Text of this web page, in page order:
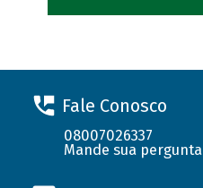
Fale Conosco
08007026337
Mande sua pergunta